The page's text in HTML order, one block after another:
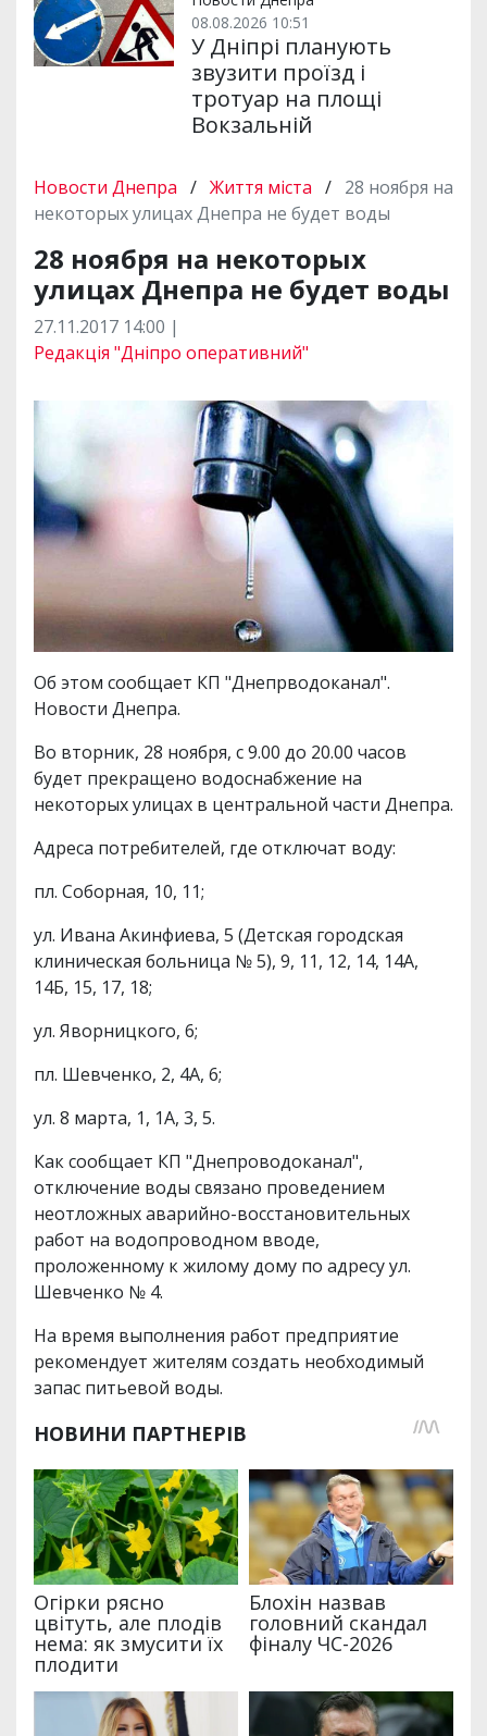
08.08.2026 10:51
У Дніпрі планують
звузити проїзд і
тротуар на площі
Вокзальній
Новости Днепра / Життя міста / 28 ноября на
некоторых улицах Днепра не будет воды
28 ноября на некоторых
улицах Днепра не будет воды
27.11.2017 14:00 |
Редакція "Дніпро оперативний"
Об этом сообщает КП "Днепрводоканал".
Новости Днепра.
Во вторник, 28 ноября, с 9.00 до 20.00 часов
будет прекращено водоснабжение на
некоторых улицах в центральной части Днепра.
Адреса потребителей, где отключат воду:
пл. Соборная, 10, 11;
ул. Ивана Акинфиева, 5 (Детская городская
клиническая больница № 5), 9, 11, 12, 14, 14А,
14Б, 15, 17, 18;
ул. Яворницкого, 6;
пл. Шевченко, 2, 4А, 6;
ул. 8 марта, 1, 1А, 3, 5.
Как сообщает КП "Днепроводоканал",
отключение воды связано проведением
неотложных аварийно-восстановительных
работ на водопроводном вводе,
проложенному к жилому дому по адресу ул.
Шевченко № 4.
На время выполнения работ предприятие
рекомендует жителям создать необходимый
запас питьевой воды.